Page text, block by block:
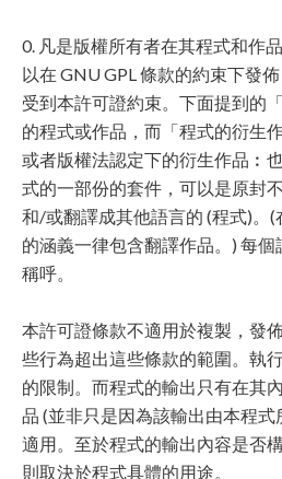
0. 凡是版權所有者在其程式和作
以在 GNU GPL 條款的約束下發
受到本許可證約束。下面提到的
的程式或作品，而「程式的衍生
或者版權法認定下的衍生作品︰
式的一部份的套件，可以是原封
和/或翻譯成其他語言的 (程式)。
的涵義一律包含翻譯作品。) 每
稱呼。
本許可證條款不適用於複製，發
些行為超出這些條款的範圍。執
的限制。而程式的輸出只有在其
品 (並非只是因為該輸出由本程
適用。至於程式的輸出內容是否
則取決於程式具體的用途。